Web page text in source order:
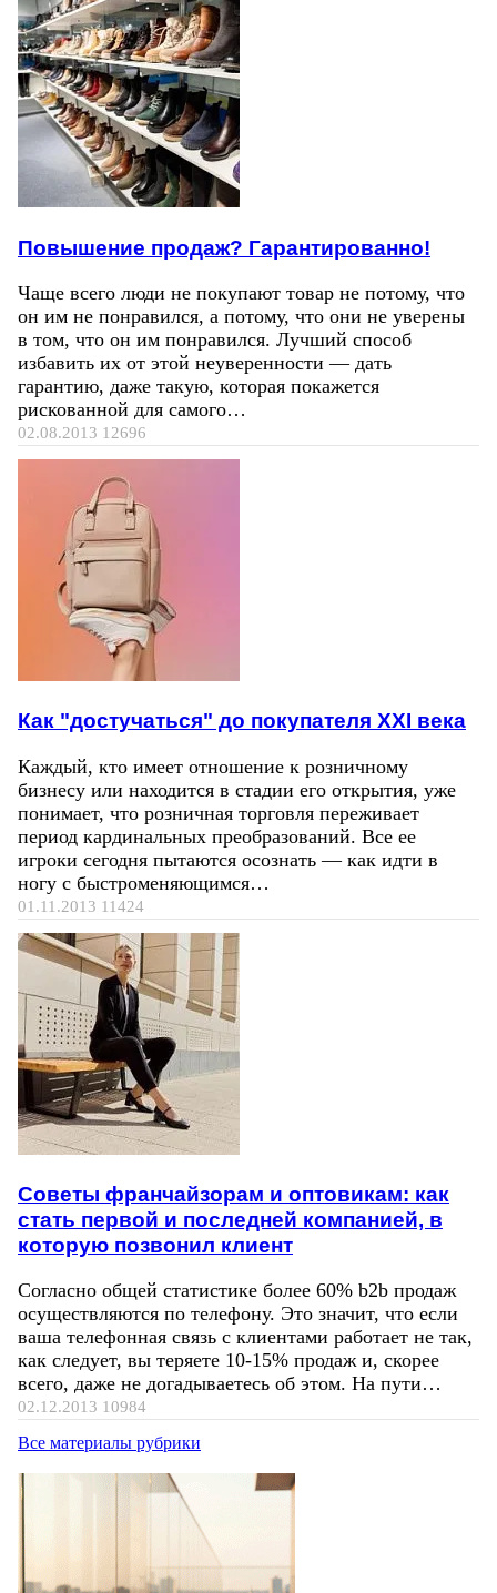
Повышение продаж? Гарантированно!
Чаще всего люди не покупают товар не потому, что
он им не понравился, а потому, что они не уверены
в том, что он им понравился. Лучший способ
избавить их от этой неуверенности — дать
гарантию, даже такую, которая покажется
рискованной для самого…
02.08.2013 12696
Как "достучаться" до покупателя ХХI века
Каждый, кто имеет отношение к розничному
бизнесу или находится в стадии его открытия, уже
понимает, что розничная торговля переживает
период кардинальных преобразований. Все ее
игроки сегодня пытаются осознать — как идти в
ногу с быстроменяющимся…
01.11.2013 11424
Советы франчайзорам и оптовикам: как
стать первой и последней компанией, в
которую позвонил клиент
Согласно общей статистике более 60% b2b продаж
осуществляются по телефону. Это значит, что если
ваша телефонная связь с клиентами работает не так,
как следует, вы теряете 10-15% продаж и, скорее
всего, даже не догадываетесь об этом. На пути…
02.12.2013 10984
Все материалы рубрики